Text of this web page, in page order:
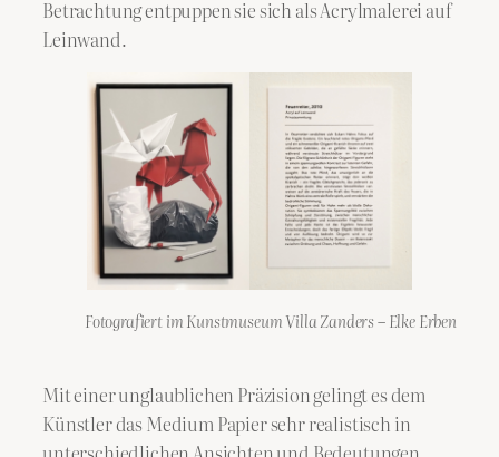
Betrachtung entpuppen sie sich als Acrylmalerei auf
Leinwand.
Fotografiert im Kunstmuseum Villa Zanders – Elke Erben
Mit einer unglaublichen Präzision gelingt es dem
Künstler das Medium Papier sehr realistisch in